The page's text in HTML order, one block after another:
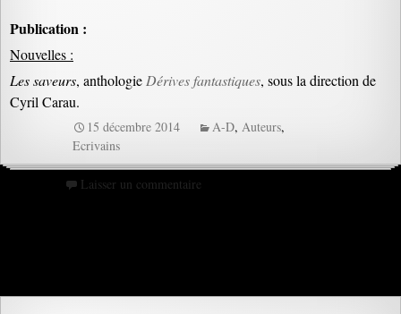
Publication :
Nouvelles :
Les saveurs, anthologie Dérives fantastiques, sous la direction de
Cyril Carau.
15 décembre 2014 A-D,Auteurs,
Ecrivains
Laisser un commentaire